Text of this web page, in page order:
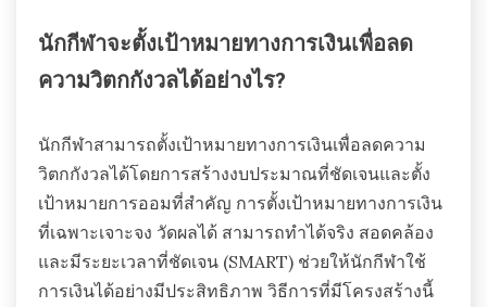
นักกีฬาจะตั้งเป้าหมายทางการเงินเพื่อลด
ความวิตกกังวลได้อย่างไร?
นักกีฬาสามารถตั้งเป้าหมายทางการเงินเพื่อลดความ
วิตกกังวลได้โดยการสร้างงบประมาณที่ชัดเจนและตั้ง
เป้าหมายการออมที่สำคัญ การตั้งเป้าหมายทางการเงิน
ที่เฉพาะเจาะจง วัดผลได้ สามารถทำได้จริง สอดคล้อง
และมีระยะเวลาที่ชัดเจน (SMART) ช่วยให้นักกีฬาใช้
การเงินได้อย่างมีประสิทธิภาพ วิธีการที่มีโครงสร้างนี้